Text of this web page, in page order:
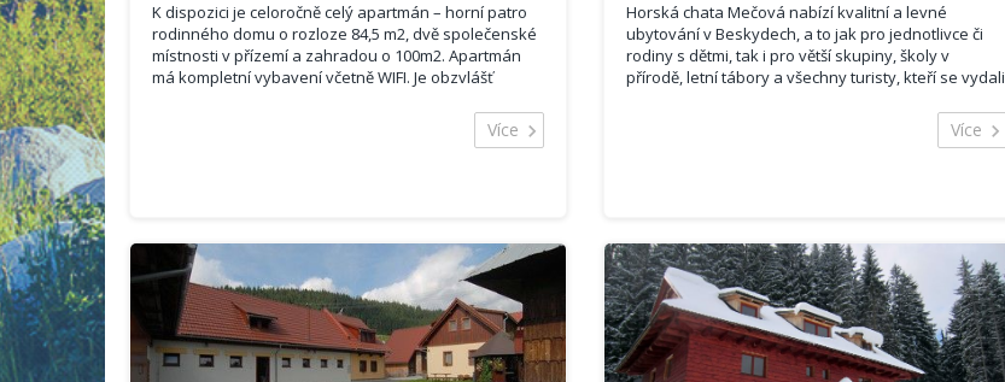
K dispozici je celoročně celý apartmán – horní patro
rodinného domu o rozloze 84,5 m2, dvě společenské
místnosti v přízemí a zahradou o 100m2. Apartmán
má kompletní vybavení včetně WIFI. Je obzvlášť
Kapacita: 7 osob (4 lůžka + 2 přistýlky + 1 dětské
pohovkami – 26 m2
Kuchyň s vybavením (lednička s mrazákem,
mikrovlnná trouba, varná konvice, sporák s troubou,
nádobí pro stolování a vaření..) – 13 m2 (kuchyň s
jídelnou je propojena s obývacím pokojem)
Ložnice s manželskou postelí, dětským lůžkem a s
Více
Horská chata Mečová nabízí kvalitní a levné
ubytování v Beskydech, a to jak pro jednotlivce či
rodiny s dětmi, tak i pro větší skupiny, školy v
přírodě, letní tábory a všechny turisty, kteří se vydali
Beskydech nabízíme dostatečné prostory a
příjemné a plně vybavené zázemí pro dětské
samostatné na pokojích nebo společné na chodbě)
2x pokoj dvojlůžkový s koupelnou a WC (možnost
přistýlky)
1x pokoj šestilůžkový s koupelnou a WC
dále dvoulůžkové až osmilůžkové pokoje se
Více